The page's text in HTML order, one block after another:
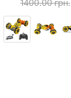
1400.00 грн.